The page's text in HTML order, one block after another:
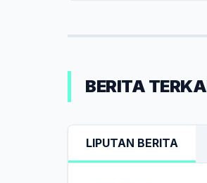
BERITA
LIPUTAN BERITA